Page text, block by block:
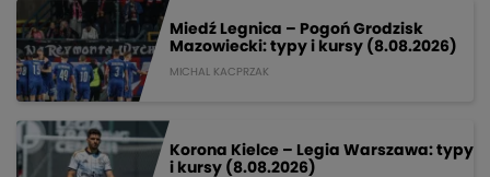
Miedź Legnica – Pogoń Grodzisk
Mazowiecki: typy i kursy (8.08.2026)
MICHAL KACPRZAK
Korona Kielce – Legia Warszawa: typy
i kursy (8.08.2026)